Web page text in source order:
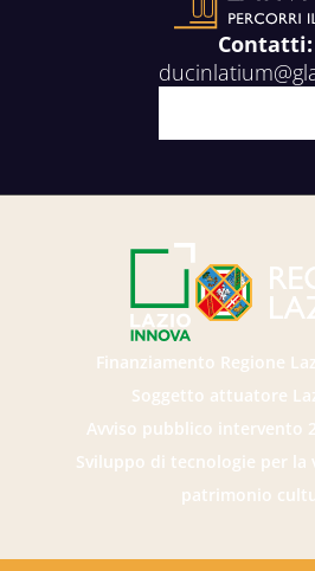
Contatti:
Finanziamento Regione
Soggetto attuatore
Avviso pubblico intervento 2
Sviluppo di tecnologie per la
patrimonio